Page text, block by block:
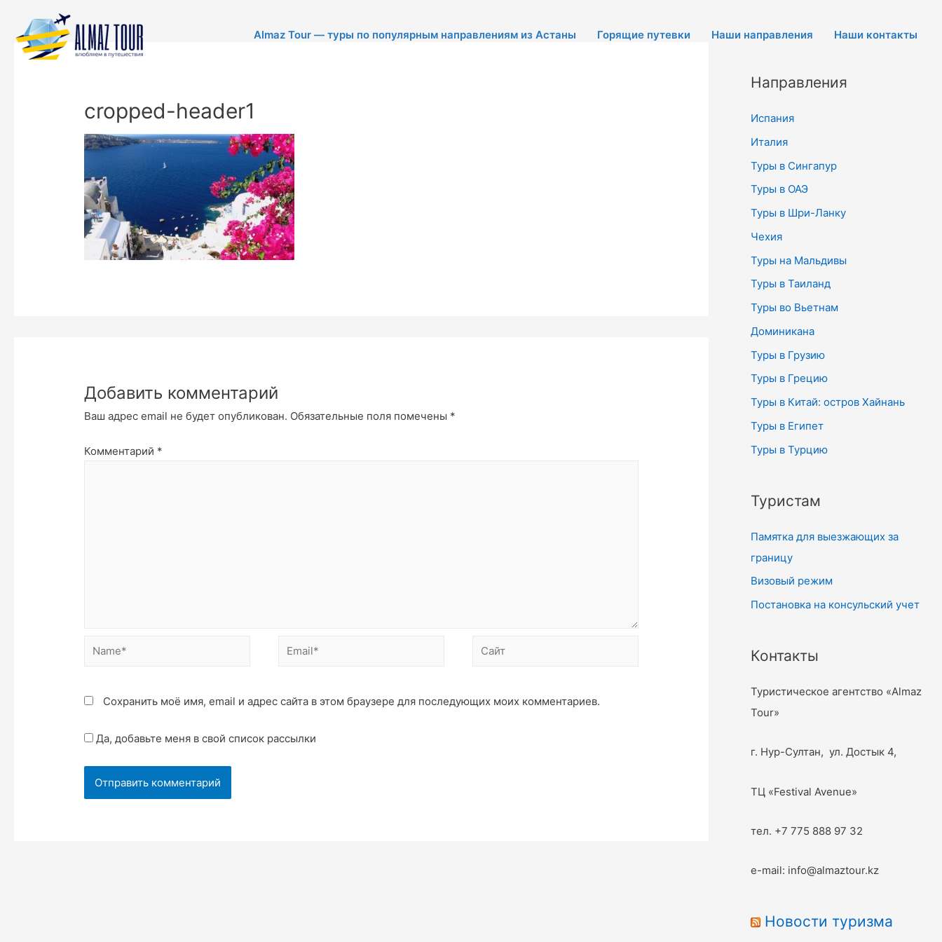
Almaz Tour — туры по популярным направлениям из Астаны Горящие путевки Наши направления Наши контакты
cropped-header1
Добавить комментарий
Ваш адрес email не будет опубликован. Обязательные поля помечены *
Комментарий *
Сохранить моё имя, email и адрес сайта в этом браузере для последующих моих комментариев.
Да, добавьте меня в свой список рассылки
Направления
Испания
Италия
Туры в Сингапур
Туры в ОАЭ
Туры в Шри-Ланку
Чехия
Туры на Мальдивы
Туры в Таиланд
Туры во Вьетнам
Доминикана
Туры в Грузию
Туры в Грецию
Туры в Китай: остров Хайнань
Туры в Египет
Туры в Турцию
Туристам
Памятка для выезжающих за
границу
Визовый режим
Постановка на консульский учет
Контакты
Туристическое агентство «Almaz
Tour»
г. Нур-Султан, ул. Достык 4,
ТЦ «Festival Avenue»
тел. +7 775 888 97 32
e-mail: info@almaztour.kz
Новости туризма